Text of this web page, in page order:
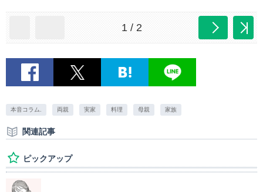
1 / 2
本音コラム. 両親 実家 料理 母親 家族
関連記事
ピックアップ